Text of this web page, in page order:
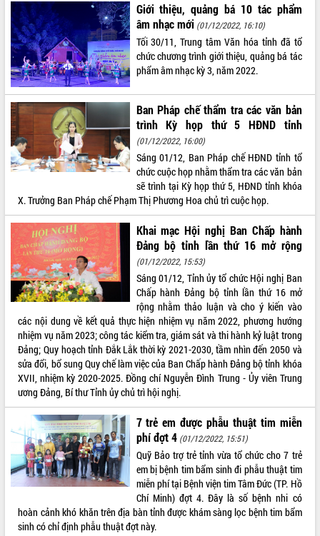
Bí thư Tỉnh ủy Lương Nguyễn Minh
Triết thăm, tặng quà người có công với
cách mạng
Rà soát, hoàn thiện hệ thống thiết chế
văn hóa, thể thao đáp ứng yêu cầu
phát triển mới
Thường trực HĐND tỉnh Đắk Lắk gặp
mặt Đoàn chuyên gia y tế TP. Hồ Chí
Minh
Lễ truy điệu và an táng hài cốt liệt sĩ
Bàn giải pháp tháo gỡ khó khăn trong
xuất khẩu sầu riêng và triển khai quy
định EUDR
Thứ trưởng Bộ Nông nghiệp và Môi
trường Nguyễn Hoàng Hiệp khảo sát
vùng trồng và doanh nghiệp đóng gói
sầu riêng tại Đắk Lắk
món ăn từ sầu riêng
Đắk Lắk công bố Quy hoạch và xúc
tiến đầu tư tỉnh
Ngành cá ngừ Đắk Lắk chủ động thích
ứng để giữ vững thị trường xuất khẩu
Diễn đàn Kinh tế tư nhân Việt Nam đột
phá cơ chế - Hợp tác công tư
Đề án 06 tạo bước ngoặt đột phá trong
cải cách hành chính tỉnh Đắk Lắk
Kết nối tour, đẩy mạnh chuyển đổi số
để phát triển du lịch Đắk Lắk
Khởi động Dự án Đầu tư xây dựng hạ
tầng kỹ thuật Cụm công nghiệp Tân
Tiến
ALBUM ẢNH
LIÊN KẾT WEB
THỐNG KÊ TRUY CẬP
Hôm nay: 18284
Tất cả: 65994426
Giới thiệu, quảng bá 10 tác phẩm
âm nhạc mới (01/12/2022, 16:10)
Tối 30/11, Trung tâm Văn hóa tỉnh đã tổ
chức chương trình giới thiệu, quảng bá tác
phẩm âm nhạc kỳ 3, năm 2022.
Ban Pháp chế thẩm tra các văn bản
trình Kỳ họp thứ 5 HĐND tỉnh
(01/12/2022, 16:00)
Sáng 01/12, Ban Pháp chế HĐND tỉnh tổ
chức cuộc họp nhằm thẩm tra các văn bản
sẽ trình tại Kỳ họp thứ 5, HĐND tỉnh khóa
X. Trưởng Ban Pháp chế Phạm Thị Phương Hoa chủ trì cuộc họp.
Khai mạc Hội nghị Ban Chấp hành
Đảng bộ tỉnh lần thứ 16 mở rộng
(01/12/2022, 15:53)
Sáng 01/12, Tỉnh ủy tổ chức Hội nghị Ban
Chấp hành Đảng bộ tỉnh lần thứ 16 mở
rộng nhằm thảo luận và cho ý kiến vào
các nội dung về kết quả thực hiện nhiệm vụ năm 2022, phương hướng
nhiệm vụ năm 2023; công tác kiểm tra, giám sát và thi hành kỷ luật trong
Đảng; Quy hoạch tỉnh Đắk Lắk thời kỳ 2021-2030, tầm nhìn đến 2050 và
sửa đổi, bổ sung Quy chế làm việc của Ban Chấp hành Đảng bộ tỉnh khóa
XVII, nhiệm kỳ 2020-2025. Đồng chí Nguyễn Đình Trung - Ủy viên Trung
ương Đảng, Bí thư Tỉnh ủy chủ trì hội nghị.
7 trẻ em được phẫu thuật tim miễn
phí đợt 4 (01/12/2022, 15:51)
Quỹ Bảo trợ trẻ tỉnh vừa tổ chức cho 7 trẻ
em bị bệnh tim bẩm sinh đi phẫu thuật tim
miễn phí tại Bệnh viện tim Tâm Đức (TP. Hồ
Chí Minh) đợt 4. Đây là số bệnh nhi có
hoàn cảnh khó khăn trên địa bàn tỉnh được khám sàng lọc bệnh tim bẩm
sinh có chỉ định phẫu thuật đợt này.